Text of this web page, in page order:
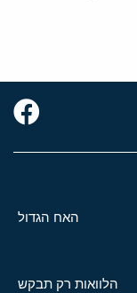
האח הגדול
הלוואות רק תבקש